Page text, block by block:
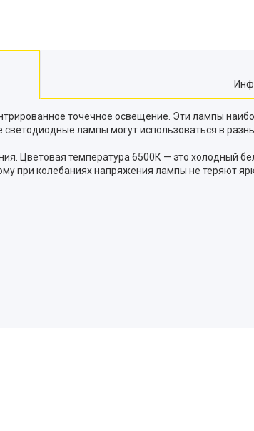
точечное освещение. Эти лампы
лампы могут использоваться в
Цветовая температура 6500К — это холодный
при колебаниях напряжения лампы не теряют